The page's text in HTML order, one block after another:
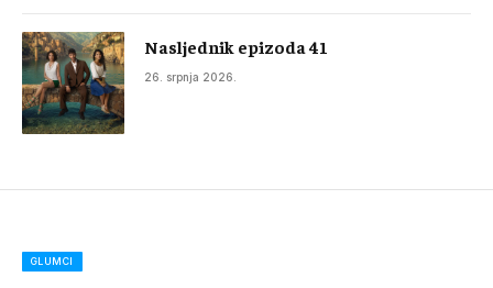
Nasljednik epizoda 41
26. srpnja 2026.
GLUMCI